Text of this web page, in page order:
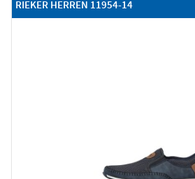
RIEKER HERREN 11954-14